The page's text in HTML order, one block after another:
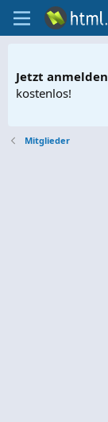
Jetzt anmelden
kostenlos!
Mitglieder